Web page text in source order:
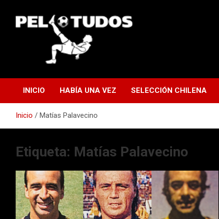
contenido
INICIO HABÍA UNA VEZ SELECCIÓN CHILENA
Inicio Matías Palavecino
Etiqueta: Matías Palavecino